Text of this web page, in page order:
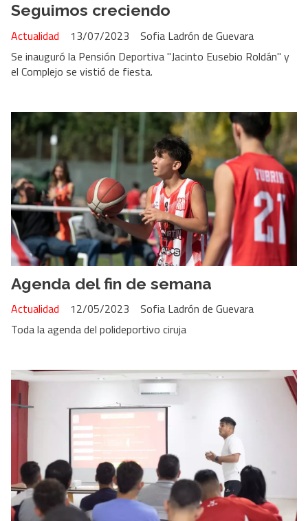
Seguimos creciendo
Sofia Ladrón de Guevara
Actualidad
13/07/2023
Se inauguró la Pensión Deportiva "Jacinto Eusebio Roldán" y
el Complejo se vistió de fiesta.
Agenda del fin de semana
Sofia Ladrón de Guevara
Actualidad
12/05/2023
Toda la agenda del polideportivo ciruja